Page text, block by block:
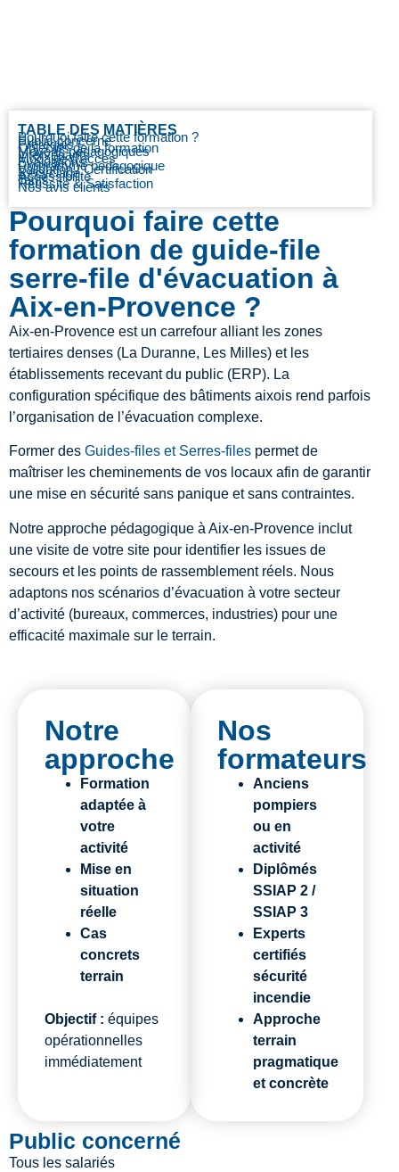
TABLE DES MATIÈRES
Pourquoi faire cette formation ?
Public concerné
Prérequis
Objectifs de la formation
Moyens pédagogiques
Intervenants
Modalité d’accès
Evaluations
Programme pédagogique
Validation / Certification
Recyclage
Accessibilité
Tarifs
Réussite & Satisfaction
Nos avis clients
Pourquoi faire cette
formation de guide-file
serre-file d'évacuation à
Aix-en-Provence ?
Aix-en-Provence est un carrefour alliant les zones
tertiaires denses (La Duranne, Les Milles) et les
établissements recevant du public (ERP). La
configuration spécifique des bâtiments aixois rend parfois
l’organisation de l’évacuation complexe.
Former des Guides-files et Serres-files permet de
maîtriser les cheminements de vos locaux afin de garantir
une mise en sécurité sans panique et sans contraintes.
Notre approche pédagogique à Aix-en-Provence inclut
une visite de votre site pour identifier les issues de
secours et les points de rassemblement réels. Nous
adaptons nos scénarios d’évacuation à votre secteur
d’activité (bureaux, commerces, industries) pour une
efficacité maximale sur le terrain.
Notre
approche
Formation
adaptée à
votre
activité
Mise en
situation
réelle
Cas
concrets
terrain
Objectif : équipes
opérationnelles
immédiatement
Nos
formateurs
Anciens
pompiers
ou en
activité
Diplômés
SSIAP 2 /
SSIAP 3
Experts
certifiés
sécurité
incendie
Approche
terrain
pragmatique
et concrète
Public concerné
Tous les salariés